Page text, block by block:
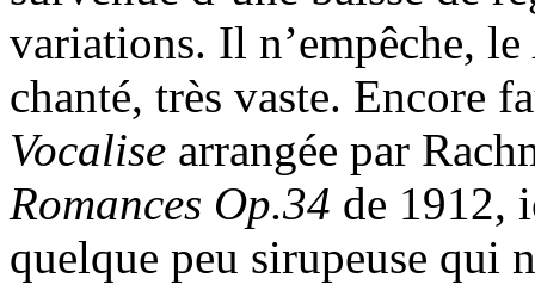
variations. Il n’empêche, le
chanté, très vaste. Encore
Vocalise arrangée par
Romances Op.34 de 1912,
quelque peu sirupeuse qui